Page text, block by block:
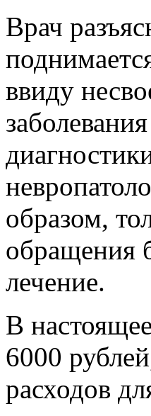
Врач
ввиду
образом,
обращения
лечение.
В
6000
расходов